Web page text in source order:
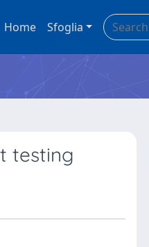
Home Sfoglia
testing